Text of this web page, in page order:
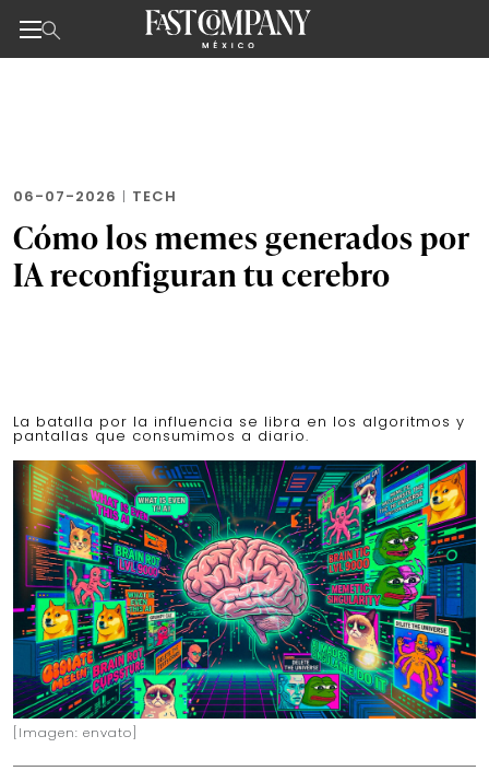
06-07-2026 | TECH
Cómo los memes generados por
IA reconfiguran tu cerebro
La batalla por la influencia se libra en los algoritmos y
pantallas que consumimos a diario.
[Imagen: envato]